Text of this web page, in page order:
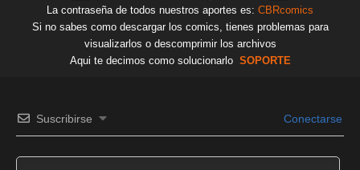
La contraseña de todos nuestros aportes es: CBRcomics
Si no sabes como descargar los comics, tienes problemas para
visualizarlos o descomprimir los archivos
Aqui te decimos como solucionarlo SOPORTE
Suscribirse Conectarse